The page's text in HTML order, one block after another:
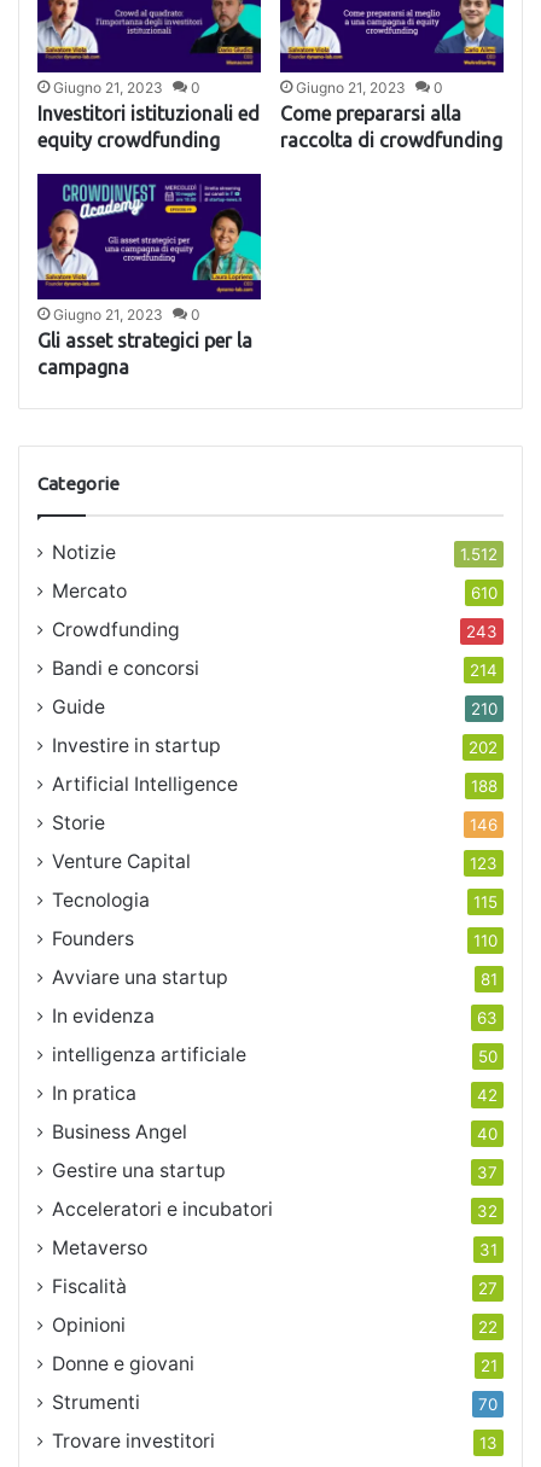
Giugno 21, 2023 0
Investitori istituzionali ed
equity crowdfunding
Giugno 21, 2023 0
Come prepararsi alla
raccolta di crowdfunding
Giugno 21, 2023 0
Gli asset strategici per la
campagna
Categorie
Notizie 1.512
Mercato 610
Crowdfunding 243
Bandi e concorsi 214
Guide 210
Investire in startup 202
Artificial Intelligence 188
Storie 146
Venture Capital 123
Tecnologia 115
Founders 110
Avviare una startup 81
In evidenza 63
intelligenza artificiale 50
In pratica 42
Business Angel 40
Gestire una startup 37
Acceleratori e incubatori 32
Metaverso 31
Fiscalità 27
Opinioni 22
Donne e giovani 21
Strumenti 70
Trovare investitori 13